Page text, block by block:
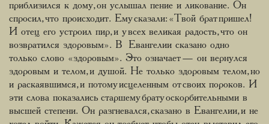
приблизился к дому, он услышал пение и ликование. Он
спросил, что происходит. Ему сказали: «Твой брат пришел!
И отец его устроил пир, и у всех великая радость, что он
возвратился здоровым». В Евангелии сказано одно
только слово «здоровым». Это означает — он вернулся
здоровым и телом, и душой. Не только здоровым телом, но
и раскаявшимся, и потому исцеленным от своих пороков. И
эти слова показались старшему брату оскорбительными в
высшей степени. Он разгневался, сказано в Евангелии, и не